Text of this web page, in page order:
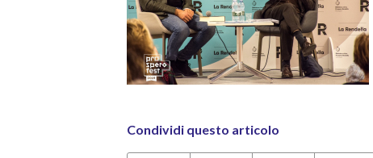
Condividi questo articolo